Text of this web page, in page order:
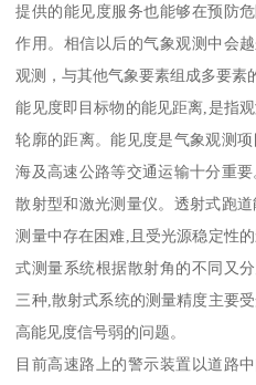
提供的能见度服务也能够在预防
作用。相信以后的气象观测中会
观测，与其他气象要素组成多要素
能见度即目标物的能见距离,是指
轮廓的距离。能见度是气象观测
海及高速公路等交通运输十分重
散射型和激光测量仪。透射式跑
测量中存在困难,且受光源稳定性
式测量系统根据散射角的不同又
三种,散射式系统的测量精度主要
高能见度信号弱的问题。
目前高速路上的警示装置以道路